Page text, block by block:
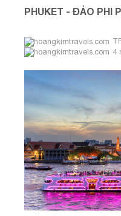
PHUKET - ĐẢO PHI
4